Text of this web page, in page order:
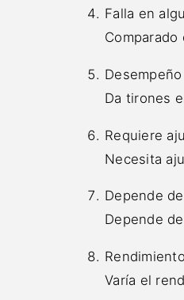
Falla en
Da tirones
Requiere
Necesita
Depende
Depende
Varía el